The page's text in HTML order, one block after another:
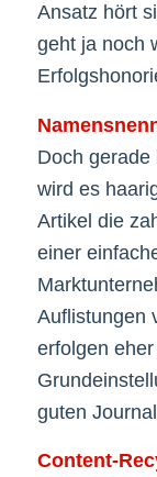
Ansatz hört
geht ja noch
Doch gerade
wird es
Artikel die
einer
Auflistungen
erfolgen
guten
Content-